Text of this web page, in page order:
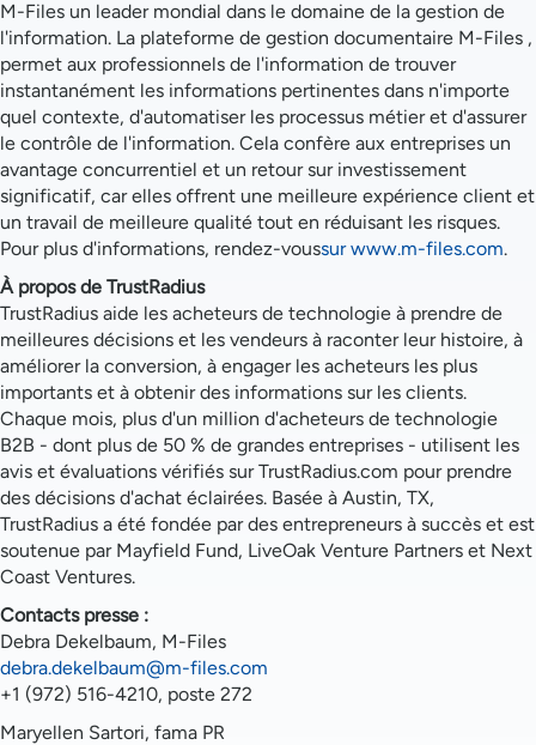
M-Files un leader mondial dans le domaine de la gestion de
l'information. La plateforme de gestion documentaire M-Files ,
permet aux professionnels de l'information de trouver
instantanément les informations pertinentes dans n'importe
quel contexte, d'automatiser les processus métier et d'assurer
le contrôle de l'information. Cela confère aux entreprises un
avantage concurrentiel et un retour sur investissement
significatif, car elles offrent une meilleure expérience client et
un travail de meilleure qualité tout en réduisant les risques.
Pour plus d'informations, rendez-voussur www.m-files.com.
À propos de TrustRadius
TrustRadius aide les acheteurs de technologie à prendre de
meilleures décisions et les vendeurs à raconter leur histoire, à
améliorer la conversion, à engager les acheteurs les plus
importants et à obtenir des informations sur les clients.
Chaque mois, plus d'un million d'acheteurs de technologie
B2B - dont plus de 50 % de grandes entreprises - utilisent les
avis et évaluations vérifiés sur TrustRadius.com pour prendre
des décisions d'achat éclairées. Basée à Austin, TX,
TrustRadius a été fondée par des entrepreneurs à succès et est
soutenue par Mayfield Fund, LiveOak Venture Partners et Next
Coast Ventures.
Contacts presse :
Debra Dekelbaum, M-Files
debra.dekelbaum@m-files.com
+1 (972) 516-4210, poste 272
Maryellen Sartori, fama PR